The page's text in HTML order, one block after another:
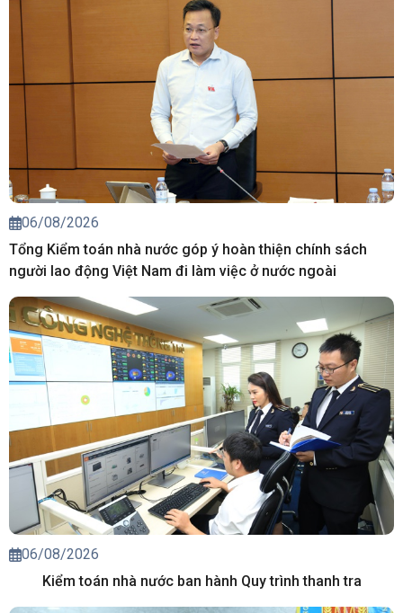
06/08/2026
Tổng Kiểm toán nhà nước góp ý hoàn thiện chính sách
người lao động Việt Nam đi làm việc ở nước ngoài
06/08/2026
Kiểm toán nhà nước ban hành Quy trình thanh tra